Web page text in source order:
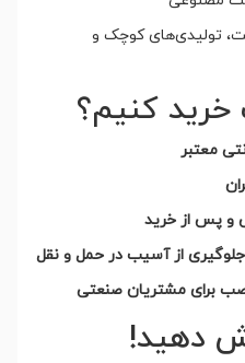
تولیدی‌های کوچک و
خرید کنیم؟
معتبر
پس از خرید
از آسیب در حمل و نقل
برای مشتریان صنعتی
دهید!